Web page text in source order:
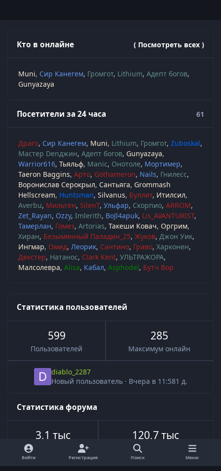
Кто в онлайне ( Посмотреть всех )
Muni Сир Канегем Громгот Lithium Адепт богов
Gunyazaya
Посетители за 24 часа 61
Драго Сир Канегем Muni Lithium Громгот Zuboskal
Мастер Denджин Адепт богов Gunyazaya
Warrior616 Тьяльф Manic Онотоле Мортимер
Taeron Baggins Арто Gothameron Nails Гнилесс
Воронислав Серокрыл Сантьяга Grommash
Hellscream Huntsman Silvanus Буллит Итилсил
Averbu Мильтен SilenT Ульфар Скорпио ARROM
Zet_Rayan Ozzy Imlerith BoJl4apuk Lis_AVANTURIST
Тамерлан Гомез Artorias Такеши Ковач Оргрим
Хиран Безымянный Паладин_25 Жуков Джон Уик
Ингмар Омид Леорик Сантино Граво Харконен
Декстер Натанос Clark Kent УЛЬТРАЖОРА
Малсолевра Alisa Кабал Asphodel Бутч Вор
Статистика пользователей
599
Пользователей
285
Максимум онлайн
diablo_2287
Новый пользователь · Вчера в 11:581 д.
Статистика форума
3,1 тыс
Всего сообщений
120,7 тыс
Войти Регистрация Поиск Меню